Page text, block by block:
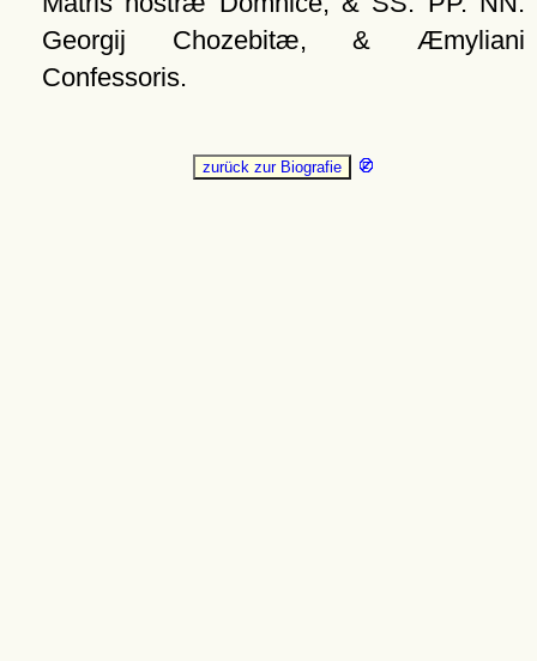
Georgij Chozebitæ, & Æmyliani
Confessoris.